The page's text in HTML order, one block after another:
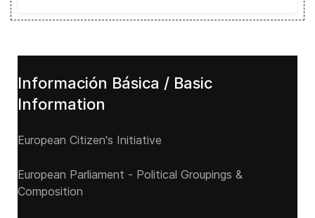
Información Básica / Basic
Information
European Citizen's Initiative
European Parliament - Political Groupings &
Composition